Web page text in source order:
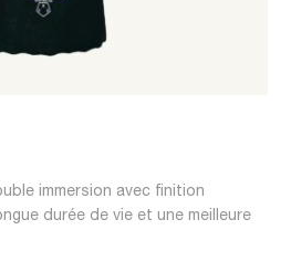
immersion avec finition
durée de vie et une meilleure